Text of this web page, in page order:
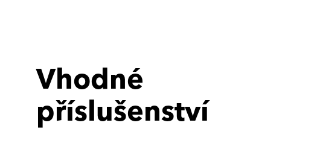
Vhodné
příslušenství